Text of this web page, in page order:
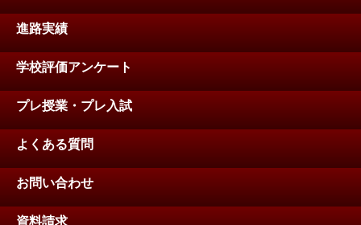
進路実績
学校評価アンケート
プレ授業・プレ入試
よくある質問
お問い合わせ
資料請求